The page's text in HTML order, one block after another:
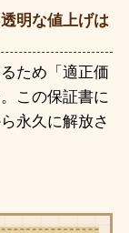
明な値上げは
ため「適正価
この保証書に
永久に解放さ